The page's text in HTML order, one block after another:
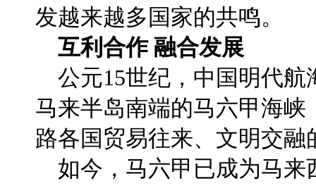
发越来越多国家的共鸣。
互利合作 融合发展
公元15世纪，中国明代航
马来半岛南端的马六甲海
路各国贸易往来、文明交
如今，马六甲已成为马来